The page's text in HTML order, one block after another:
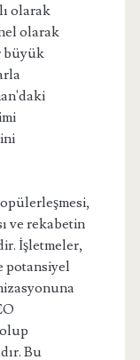
olarak
olarak
büyük
ve rekabetin
İşletmeler,
potansiyel
Bu